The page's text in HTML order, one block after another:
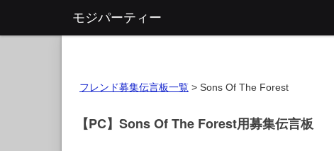
モジパーティー
フレンド募集伝言板一覧 > Sons Of The Forest
【PC】Sons Of The Forest用募集伝言板